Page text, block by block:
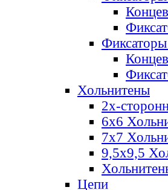
Хольнитены
2х-
6х6
7х7
9,5х9,5
Цепи